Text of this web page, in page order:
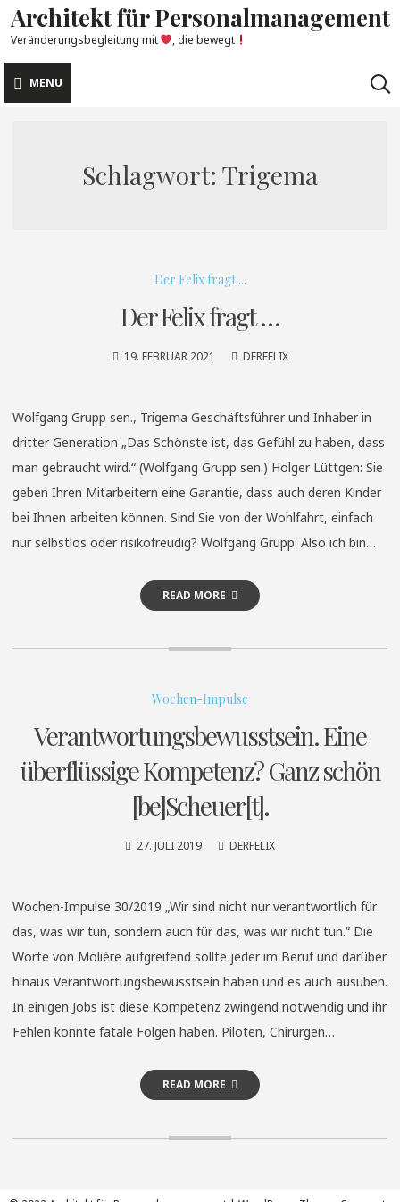
Skip
to
content
Architekt für Personalmanagement
Veränderungsbegleitung mit , die bewegt
MENU
Schlagwort: Trigema
Der Felix fragt ...
Der Felix fragt …
19. FEBRUAR 2021 DERFELIX
Wolfgang Grupp sen., Trigema Geschäftsführer und Inhaber in
dritter Generation „Das Schönste ist, das Gefühl zu haben, dass
man gebraucht wird.“ (Wolfgang Grupp sen.) Holger Lüttgen: Sie
geben Ihren Mitarbeitern eine Garantie, dass auch deren Kinder
bei Ihnen arbeiten können. Sind Sie von der Wohlfahrt, einfach
nur selbstlos oder risikofreudig? Wolfgang Grupp: Also ich bin…
READ MORE
Wochen-Impulse
Verantwortungsbewusstsein. Eine
überflüssige Kompetenz? Ganz schön
[be]Scheuer[t].
27. JULI 2019 DERFELIX
Wochen-Impulse 30/2019 „Wir sind nicht nur verantwortlich für
das, was wir tun, sondern auch für das, was wir nicht tun.“ Die
Worte von Molière aufgreifend sollte jeder im Beruf und darüber
hinaus Verantwortungsbewusstsein haben und es auch ausüben.
In einigen Jobs ist diese Kompetenz zwingend notwendig und ihr
Fehlen könnte fatale Folgen haben. Piloten, Chirurgen…
READ MORE